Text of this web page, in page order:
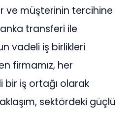
ve müşterinin tercihine
transferi ile
vadeli iş birlikleri
firmamız, her
bir iş ortağı olarak
sektördeki güçlü